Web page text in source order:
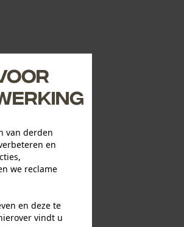
van derden
en
we reclame
en deze te
vindt u